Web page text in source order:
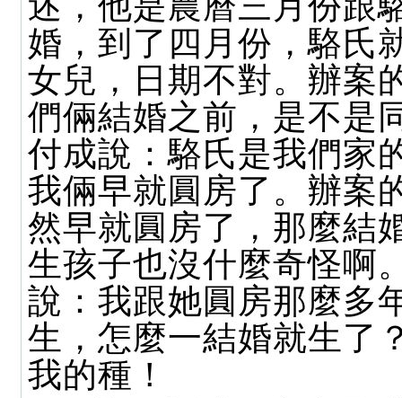
婚，到了四月份，駱氏
女兒，日期不對。辦案
們倆結婚之前，是不是
付成說：駱氏是我們家
我倆早就圓房了。辦案
然早就圓房了，那麼結
生孩子也沒什麼奇怪啊
說：我跟她圓房那麼多
生，怎麼一結婚就生了
我的種！